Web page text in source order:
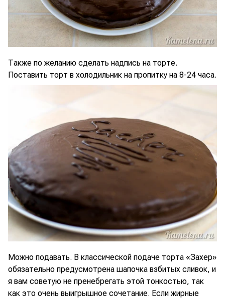
Также по желанию сделать надпись на торте.
Поставить торт в холодильник на пропитку на 8-24 часа.
Можно подавать. В классической подаче торта «Захер»
обязательно предусмотрена шапочка взбитых сливок, и
я вам советую не пренебрегать этой тонкостью, так
как это очень выигрышное сочетание. Если жирные